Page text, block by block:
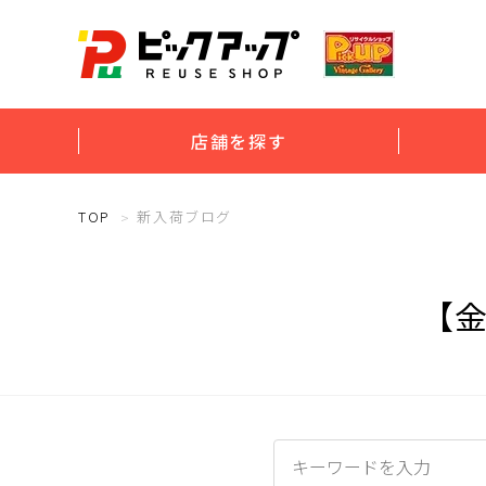
店舗を探す
TOP 新入荷ブログ
【